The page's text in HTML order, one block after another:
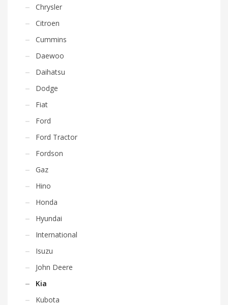
Chrysler
Citroen
Cummins
Daewoo
Daihatsu
Dodge
Fiat
Ford
Ford Tractor
Fordson
Gaz
Hino
Honda
Hyundai
International
Isuzu
John Deere
Kia
Kubota